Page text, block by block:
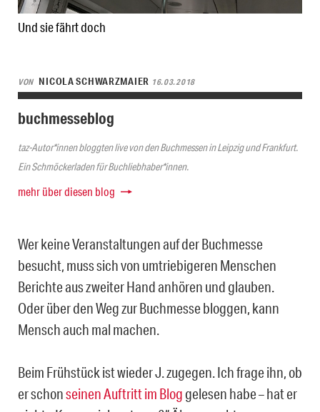
Und sie fährt doch
VON NICOLA SCHWARZMAIER 16.03.2018
buchmesseblog
taz-Autor*innen bloggten live von den Buchmessen in Leipzig und Frankfurt.
Ein Schmöckerladen für Buchliebhaber*innen.
mehr über diesen blog
Wer keine Veranstaltungen auf der Buchmesse
besucht, muss sich von umtriebigeren Menschen
Berichte aus zweiter Hand anhören und glauben.
Oder über den Weg zur Buchmesse bloggen, kann
Mensch auch mal machen.
Beim Frühstück ist wieder J. zugegen. Ich frage ihn, ob
er schonseinen Auftritt im Bloggelesen habe – hat er